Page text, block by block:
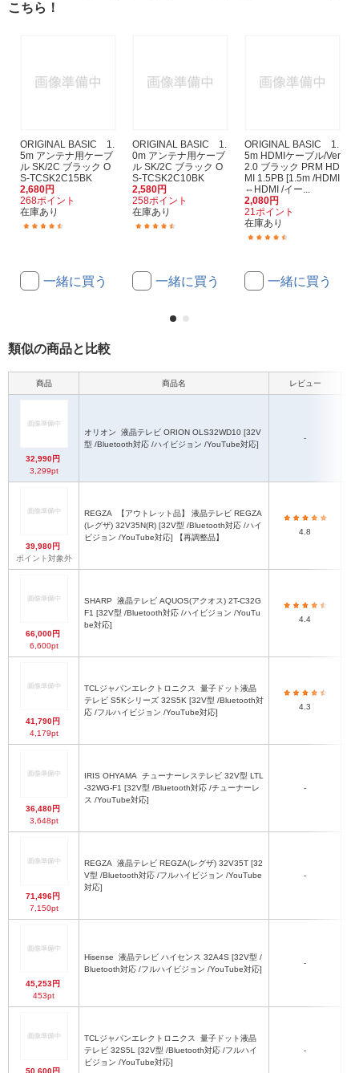
こちら！
ORIGINAL BASIC 1.
5m アンテナ用ケーブ
ル SK/2C ブラック O
S-TCSK2C15BK
2,680円
268ポイント
在庫あり
一緒に買う
ORIGINAL BASIC 1.
0m アンテナ用ケーブ
ル SK/2C ブラック O
S-TCSK2C10BK
2,580円
258ポイント
在庫あり
一緒に買う
ORIGINAL BASIC 1.
5m HDMIケーブル/Ver
2.0 ブラック PRM HD
MI 1.5PB [1.5m /HDMI
⇔HDMI /イー...
2,080円
21ポイント
在庫あり
一緒に買う
類似の商品と比較
商品 商品名 レビュー
32,990円
3,299pt
オリオン
型 /Bluetooth対応 /ハイビジョン /YouTube対応]
-
39,980円
ポイント対象外
REGZA
(レグザ) 32V35N(R) [32V型 /Bluetooth対応 /ハイ
ビジョン /YouTube対応] 【再調整品】
4.8
66,000円
6,600pt
SHARP
F1 [32V型 /Bluetooth対応 /ハイビジョン /YouTu
be対応]
4.4
41,790円
4,179pt
TCLジャパンエレクトロニクス
テレビ S5Kシリーズ 32S5K [32V型 /Bluetooth対
応 /フルハイビジョン /YouTube対応]
4.3
36,480円
3,648pt
IRIS OHYAMA
-32WG-F1 [32V型 /Bluetooth対応 /チューナーレ
ス /YouTube対応]
-
71,496円
7,150pt
REGZA
V型 /Bluetooth対応 /フルハイビジョン /YouTube
対応]
-
45,253円
453pt
Hisense
Bluetooth対応 /フルハイビジョン /YouTube対応]
-
50,600円
TCLジャパンエレクトロニクス
テレビ 32S5L [32V型 /Bluetooth対応 /フルハイ
ビジョン /YouTube対応]
-